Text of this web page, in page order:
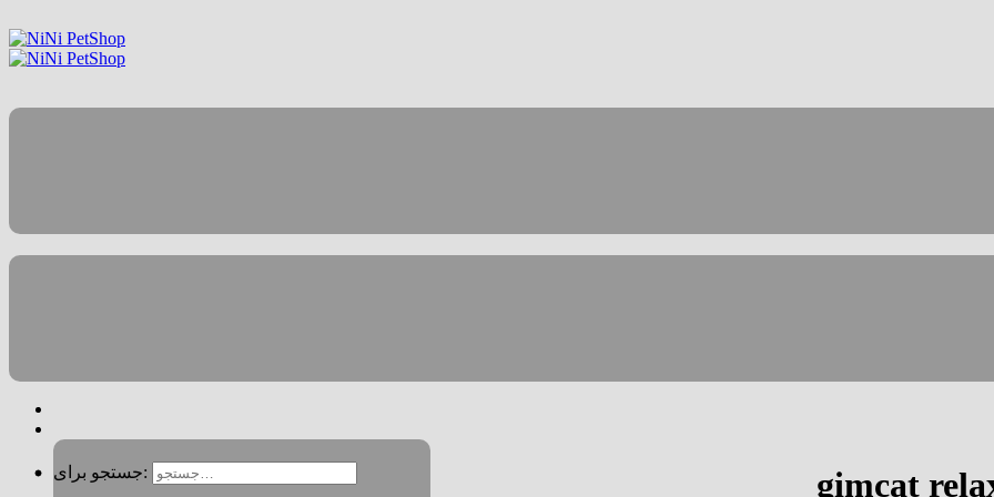
جستجو برای: